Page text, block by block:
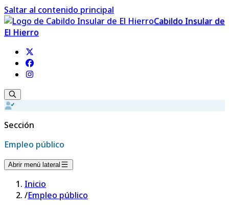
Saltar al contenido principal
Cabildo Insular de
El Hierro
Sección
Empleo público
Abrir menú lateral
Inicio
/Empleo público